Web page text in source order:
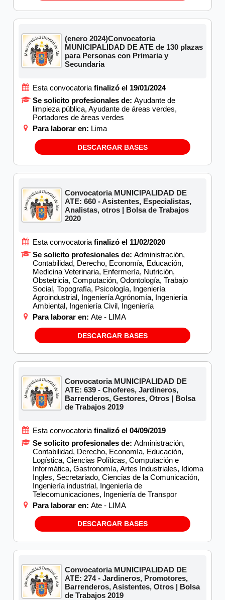
(enero 2024)Convocatoria
MUNICIPALIDAD DE ATE de 130 plazas
para Personas con Primaria y
Secundaria
Esta convocatoria finalizó el 19/01/2024
Se solicito profesionales de: Ayudante de
limpieza pública, Ayudante de áreas verdes,
Portadores de áreas verdes
Para laborar en: Lima
DESCARGAR BASES
Convocatoria MUNICIPALIDAD DE
ATE: 660 - Asistentes, Especialistas,
Analistas, otros | Bolsa de Trabajos
2020
Esta convocatoria finalizó el 11/02/2020
Se solicito profesionales de: Administración,
Contabilidad, Derecho, Economía, Educación,
Medicina Veterinaria, Enfermería, Nutrición,
Obstetricia, Computación, Odontología, Trabajo
Social, Topografía, Psicología, Ingeniería
Agroindustrial, Ingeniería Agrónomía, Ingeniería
Ambiental, Ingeniería Civil, Ingeniería
Para laborar en: Ate - LIMA
DESCARGAR BASES
Convocatoria MUNICIPALIDAD DE
ATE: 639 - Choferes, Jardineros,
Barrenderos, Gestores, Otros | Bolsa
de Trabajos 2019
Esta convocatoria finalizó el 04/09/2019
Se solicito profesionales de: Administración,
Contabilidad, Derecho, Economía, Educación,
Logística, Ciencias Políticas, Computación e
Informática, Gastronomía, Artes Industriales, Idioma
Ingles, Secretariado, Ciencias de la Comunicación,
Ingeniería industrial, Ingeniería de
Telecomunicaciones, Ingeniería de Transpor
Para laborar en: Ate - LIMA
DESCARGAR BASES
Convocatoria MUNICIPALIDAD DE
ATE: 274 - Jardineros, Promotores,
Barrenderos, Asistentes, Otros | Bolsa
de Trabajos 2019